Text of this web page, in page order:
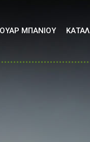
ΜΠΑΝΙΟΥ